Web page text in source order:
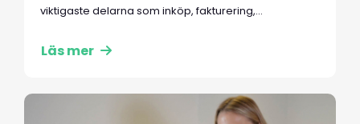
viktigaste delarna som inköp, fakturering,...
Läs mer